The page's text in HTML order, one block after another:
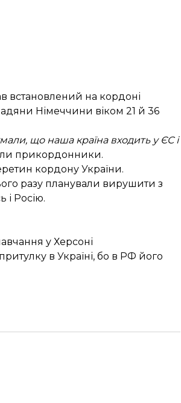
встановлений на кордоні
Німеччини віком 21 й 36
що наша країна входить у ЄС і
прикордонники.
кордону України.
разу планували вирушити з
і Росію.
у Херсоні
в Україні, бо в РФ його